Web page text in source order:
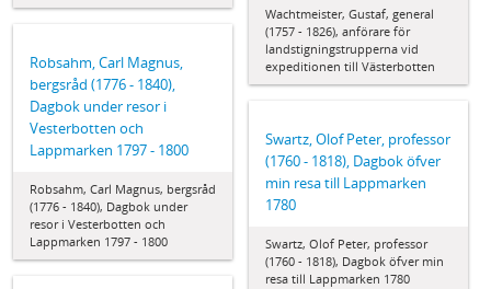
Wachtmeister, Gustaf, general
(1757 - 1826), anförare för
landstigningstrupperna vid
expeditionen till Västerbotten
Robsahm, Carl Magnus,
bergsråd (1776 - 1840),
Dagbok under resor i
Vesterbotten och
Lappmarken 1797 - 1800
Robsahm, Carl Magnus, bergsråd
(1776 - 1840), Dagbok under
resor i Vesterbotten och
Lappmarken 1797 - 1800
Swartz, Olof Peter, professor
(1760 - 1818), Dagbok öfver
min resa till Lappmarken
1780
Swartz, Olof Peter, professor
(1760 - 1818), Dagbok öfver min
resa till Lappmarken 1780